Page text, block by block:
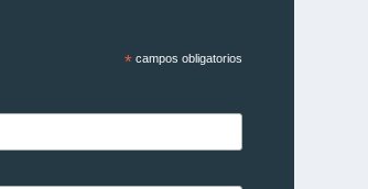
*campos obligatorios